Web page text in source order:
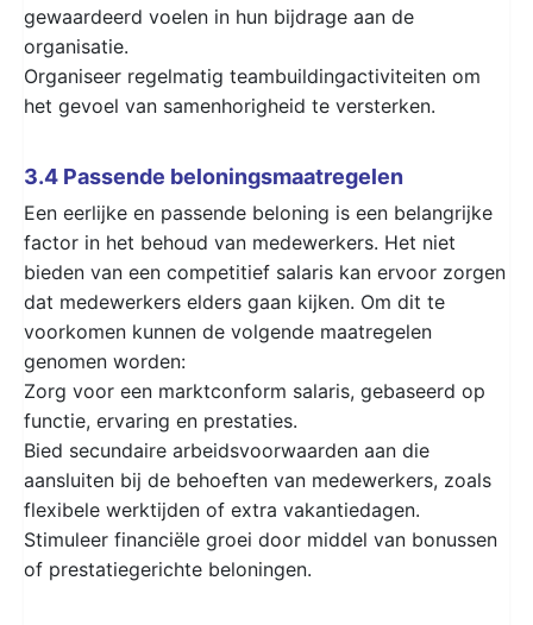
gewaardeerd voelen in hun bijdrage aan de
organisatie.
Organiseer regelmatig teambuildingactiviteiten om
het gevoel van samenhorigheid te versterken.
3.4 Passende beloningsmaatregelen
Een eerlijke en passende beloning is een belangrijke
factor in het behoud van medewerkers. Het niet
bieden van een competitief salaris kan ervoor zorgen
dat medewerkers elders gaan kijken. Om dit te
voorkomen kunnen de volgende maatregelen
genomen worden:
Zorg voor een marktconform salaris, gebaseerd op
functie, ervaring en prestaties.
Bied secundaire arbeidsvoorwaarden aan die
aansluiten bij de behoeften van medewerkers, zoals
flexibele werktijden of extra vakantiedagen.
Stimuleer financiële groei door middel van bonussen
of prestatiegerichte beloningen.